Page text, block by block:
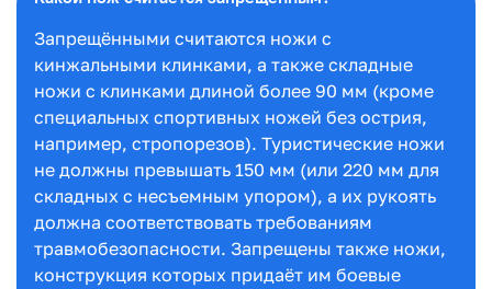
Запрещёнными считаются ножи с
кинжальными клинками, а также складные
ножи с клинками длиной более 90 мм (кроме
специальных спортивных ножей без острия,
например, стропорезов). Туристические ножи
не должны превышать 150 мм (или 220 мм для
складных с несъемным упором), а их рукоять
должна соответствовать требованиям
травмобезопасности. Запрещены также ножи,
конструкция которых придаёт им боевые